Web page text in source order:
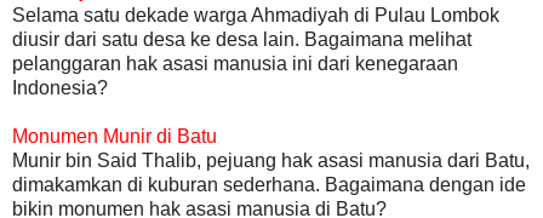
Selama satu dekade warga Ahmadiyah di Pulau Lombok
diusir dari satu desa ke desa lain. Bagaimana melihat
pelanggaran hak asasi manusia ini dari kenegaraan
Indonesia?
Monumen Munir di Batu
Munir bin Said Thalib, pejuang hak asasi manusia dari Batu,
dimakamkan di kuburan sederhana. Bagaimana dengan ide
bikin monumen hak asasi manusia di Batu?